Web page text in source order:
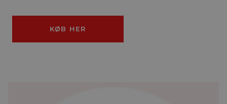
KØB HER